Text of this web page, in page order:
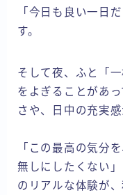
「今日も良い一日
す。
そして夜、ふと「
をよぎることがあ
さや、日中の充実
「この最高の気分
無しにしたくない
のリアルな体験が